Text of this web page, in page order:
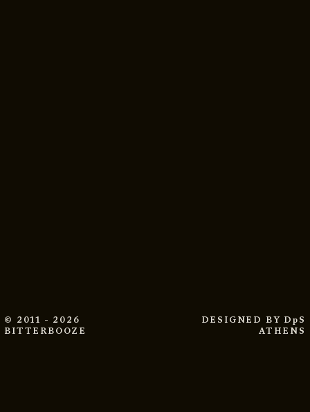
© 2011 - 2026
BITTERBOOZE
DESIGNED BY DpS
ATHENS